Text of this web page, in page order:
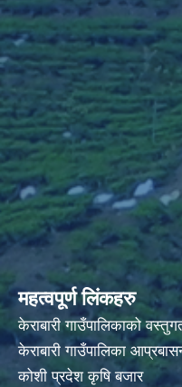
महत्वपूर्ण लिंकहरु
केराबारी गाउँपालिकाको
केराबारी गाउँपालिका
कोशी प्रदेश कृषि बजार